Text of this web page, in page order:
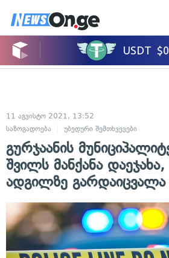
11 აგვისტო 2021, 13:52
საზოგადოება
უბედური შემთხვევები
გურჯაანის
შვილს მანქანა
ადგილზე გარდაიცვალა